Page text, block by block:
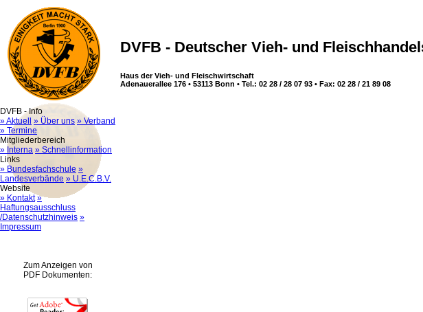
DVFB - Deutscher Vieh- und
Haus der Vieh- und Fleischwirtschaft
Adenauerallee 176 • 53113 Bonn • Tel.: 02 28 / 28 07 93 • Fax: 02 28 / 21 89 08
DVFB - Info
» Aktuell
» Über uns » Verband
» Termine
Mitgliederbereich
» Interna » Schnellinformation
Links
» Bundesfachschule »
Landesverbände » U.E.C.B.V.
Website
» Kontakt »
Haftungsausschluss
/Datenschutzhinweis »
Impressum
Zum Anzeigen von
PDF Dokumenten: